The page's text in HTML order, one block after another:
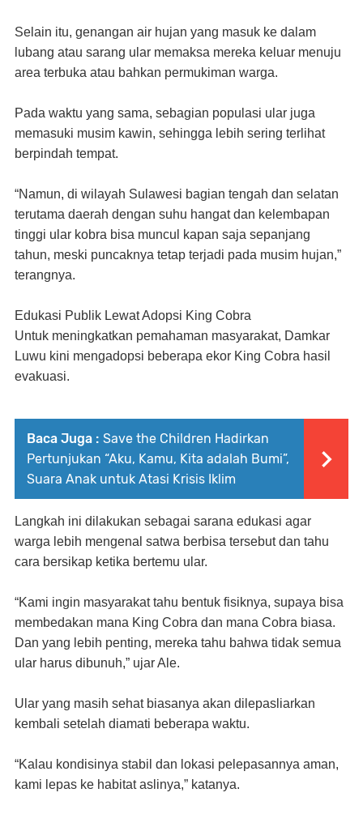
Selain itu, genangan air hujan yang masuk ke dalam
lubang atau sarang ular memaksa mereka keluar menuju
area terbuka atau bahkan permukiman warga.
Pada waktu yang sama, sebagian populasi ular juga
memasuki musim kawin, sehingga lebih sering terlihat
berpindah tempat.
“Namun, di wilayah Sulawesi bagian tengah dan selatan
terutama daerah dengan suhu hangat dan kelembapan
tinggi ular kobra bisa muncul kapan saja sepanjang
tahun, meski puncaknya tetap terjadi pada musim hujan,”
terangnya.
Edukasi Publik Lewat Adopsi King Cobra
Untuk meningkatkan pemahaman masyarakat, Damkar
Luwu kini mengadopsi beberapa ekor King Cobra hasil
evakuasi.
Baca Juga : Save the Children Hadirkan
Pertunjukan “Aku, Kamu, Kita adalah Bumi”,
Suara Anak untuk Atasi Krisis Iklim
Langkah ini dilakukan sebagai sarana edukasi agar
warga lebih mengenal satwa berbisa tersebut dan tahu
cara bersikap ketika bertemu ular.
“Kami ingin masyarakat tahu bentuk fisiknya, supaya bisa
membedakan mana King Cobra dan mana Cobra biasa.
Dan yang lebih penting, mereka tahu bahwa tidak semua
ular harus dibunuh,” ujar Ale.
Ular yang masih sehat biasanya akan dilepasliarkan
kembali setelah diamati beberapa waktu.
“Kalau kondisinya stabil dan lokasi pelepasannya aman,
kami lepas ke habitat aslinya,” katanya.